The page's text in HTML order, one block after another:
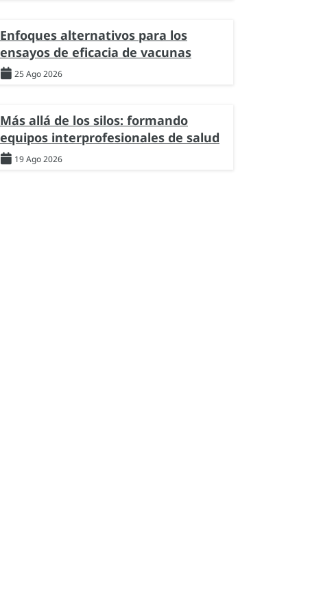
Enfoques alternativos para los
ensayos de eficacia de vacunas
25 Ago 2026
Más allá de los silos: formando
equipos interprofesionales de salud
19 Ago 2026